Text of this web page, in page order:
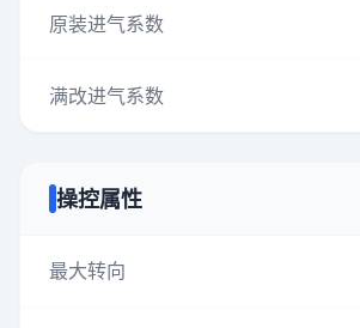
原装进气系数
满改进气系数
操控属性
最大转向